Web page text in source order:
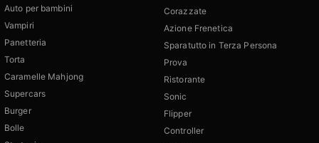
Auto per bambini
Vampiri
Panetteria
Torta
Caramelle Mahjong
Supercars
Burger
Bolle
Corazzate
Azione Frenetica
Sparatutto in Terza Persona
Prova
Ristorante
Sonic
Flipper
Controller